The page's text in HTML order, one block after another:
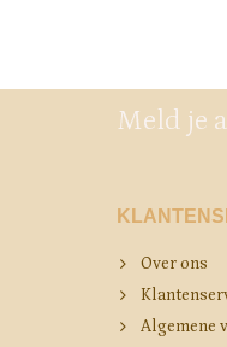
Meld je
Over ons
Algemene